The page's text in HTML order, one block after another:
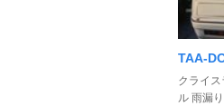
TAA-
クライ
ル 雨漏